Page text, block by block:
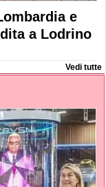
e
a Lodrino
Vedi tutte